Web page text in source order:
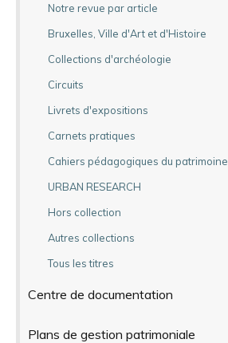
Notre revue par article
Bruxelles, Ville d'Art et d'Histoire
Collections d'archéologie
Circuits
Livrets d'expositions
Carnets pratiques
Cahiers pédagogiques du patrimoine
URBAN RESEARCH
Hors collection
Autres collections
Tous les titres
Centre de documentation
Plans de gestion patrimoniale